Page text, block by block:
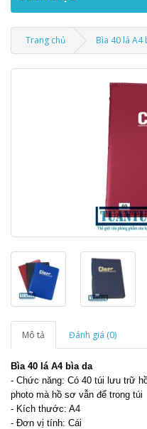
Trang chủ Bìa 40 lá A4
Mô tả Đánh giá (0)
Bìa 40 lá A4 bìa da
- Chức năng: Có 40 túi lưu trữ
photo mà hồ sơ vẫn để trong túi
- Kích thước: A4
- Đơn vị tính: Cái